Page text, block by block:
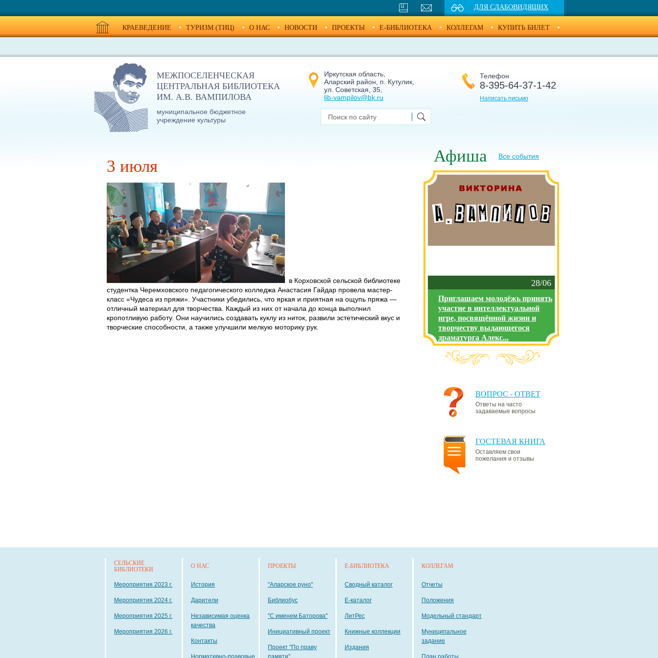
ДЛЯ СЛАБОВИДЯЩИХ
КРАЕВЕДЕНИЕ ТУРИЗМ (ТИЦ) О НАС НОВОСТИ ПРОЕКТЫ E-БИБЛИОТЕКА КОЛЛЕГАМ КУПИТЬ БИЛЕТ
МЕЖПОСЕЛЕНЧЕСКАЯ
ЦЕНТРАЛЬНАЯ БИБЛИОТЕКА
ИМ. А.В. ВАМПИЛОВА
муниципальное бюджетное
учреждение культуры
Иркутская область,
Аларский район, п. Кутулик,
ул. Советская, 35,
lib-vampilov@bk.ru
Телефон
8-395-64-37-1-42
Написать письмо
3 июля
в Корховской сельской библиотеке
студентка Черемховского педагогического колледжа Анастасия Гайдар провела мастер-
класс «Чудеса из пряжи». Участники убедились, что яркая и приятная на ощупь пряжа —
отличный материал для творчества. Каждый из них от начала до конца выполнил
кропотливую работу. Они научились создавать куклу из ниток, развили эстетический вкус и
творческие способности, а также улучшили мелкую моторику рук.
Афиша Все события
28/06
Приглашаем молодёжь принять
участие в интеллектуальной
игре, посвящённой жизни и
творчеству выдающегося
драматурга Алекс...
ВОПРОС - ОТВЕТ
Ответы на часто
задаваемые вопросы
ГОСТЕВАЯ КНИГА
Оставляем свои
пожелания и отзывы
СЕЛЬСКИЕ
БИБЛИОТЕКИ
Мероприятия 2023 г.
Мероприятия 2024 г.
Мероприятия 2025 г.
Мероприятия 2026 г.
О НАС
История
Дарители
Независимая оценка
качества
Контакты
Нормативно-правовые
ПРОЕКТЫ
"Аларское руно"
Библиобус
"С именем Баторова"
Инициативный проект
Проект "По праву
памяти"
E-БИБЛИОТЕКА
Сводный каталог
E-каталог
ЛитРес
Книжные коллекции
Издания
КОЛЛЕГАМ
Отчеты
Положения
Модельный стандарт
Муниципальное
задание
План работы